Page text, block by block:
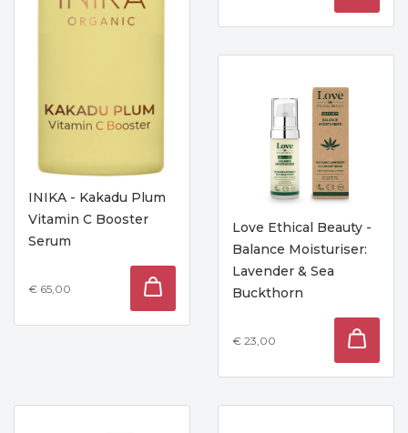
INIKA - Kakadu Plum
Vitamin C Booster
Serum
€ 65,00
Love Ethical Beauty -
Balance Moisturiser:
Lavender & Sea
Buckthorn
€ 23,00